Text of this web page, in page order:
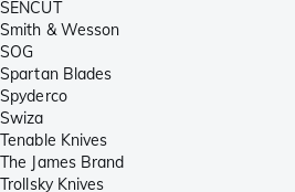
SENCUT
Smith & Wesson
SOG
Spartan Blades
Spyderco
Swiza
Tenable Knives
The James Brand
Trollsky Knives